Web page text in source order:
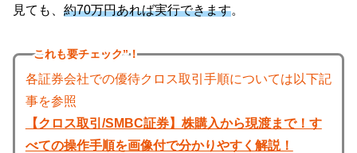
見ても、 約70万円あれば実行できます。
これも要チェック”！
各証券会社での優待クロス取引手順については以下記
事を参照
【クロス取引/SMBC証券】株購入から現渡まで！す
べての操作手順を画像付で分かりやすく解説！